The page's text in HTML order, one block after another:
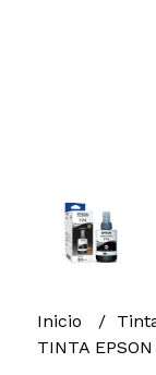
Inicio
TINTA